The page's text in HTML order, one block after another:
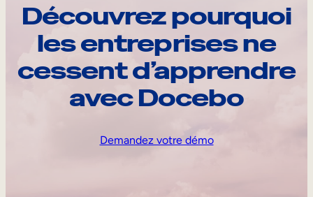
Découvrez pourquoi
les entreprises ne
cessent d’apprendre
avec Docebo
Demandez votre démo